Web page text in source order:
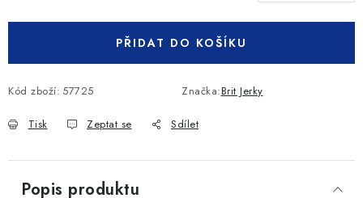
PŘIDAT DO KOŠÍKU
Kód zboží: 57725 Značka:Brit Jerky
Tisk Zeptat se Sdílet
Popis produktu